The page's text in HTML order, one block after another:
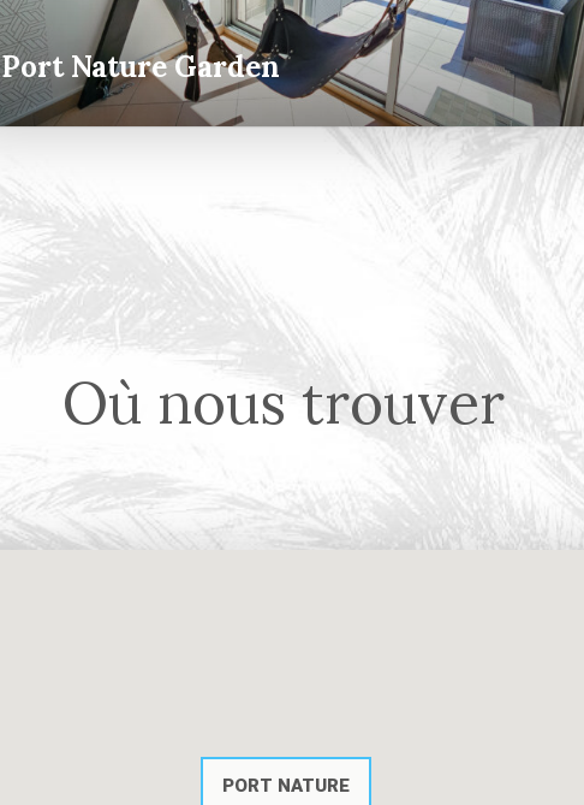
Port Nature Garden
Où nous trouver
PORT NATURE